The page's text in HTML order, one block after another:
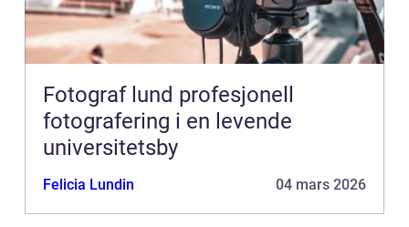
Fotograf lund profesjonell
fotografering i en levende
universitetsby
Felicia Lundin 04 mars 2026